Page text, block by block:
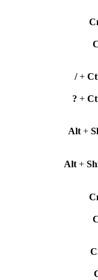
+
/
+
?
Alt +
Alt +